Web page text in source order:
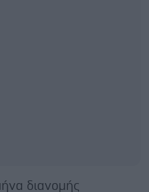
διανομής